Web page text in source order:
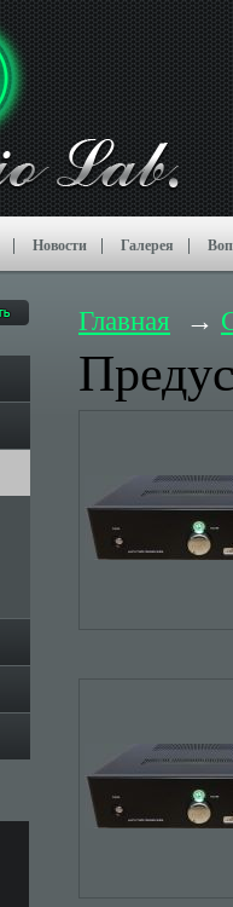
Новости Галерея
Главная